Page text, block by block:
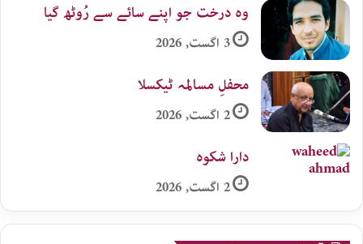
وہ درخت جو اپنے سائے سے رُوٹھ گیا
3 اگست, 2026
محفلِ مسالمہ ٹیکسلا
2 اگست, 2026
دارا شکوہ
2 اگست, 2026